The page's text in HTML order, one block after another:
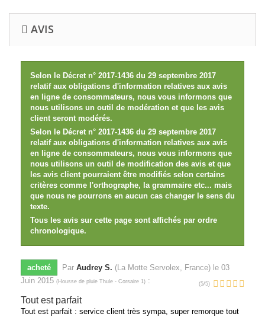
AVIS
Selon le Décret n° 2017-1436 du 29 septembre 2017
relatif aux obligations d'information relatives aux avis
en ligne de consommateurs, nous vous informons que
nous utilisons un outil de modération et que les avis
client seront modérés.
Selon le Décret n° 2017-1436 du 29 septembre 2017
relatif aux obligations d'information relatives aux avis
en ligne de consommateurs, nous vous informons que
nous utilisons un outil de modification des avis et que
les avis client pourraient être modifiés selon certains
critères comme l'orthographe, la grammaire etc... mais
que nous ne pourrons en aucun cas changer le sens du
texte.
Tous les avis sur cette page sont affichés par ordre
chronologique.
acheté Par Audrey S. (La Motte Servolex, France) le 03
Juin 2015 (Housse de pluie Thule - Corsaire 1) : (5/5)
Tout est parfait
Tout est parfait : service client très sympa, super remorque tout